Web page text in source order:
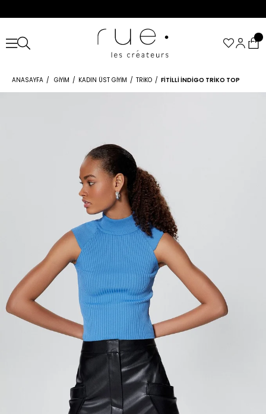
ANASAYFA GIYIM KADIN ÜST GIYIM TRIKO FITILLI İNDIGO TRIKO TOP